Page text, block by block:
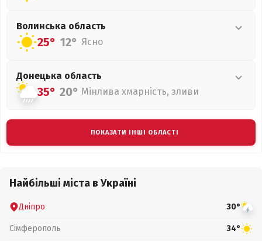
Волинська область
25° 12° Ясно
Донецька область
35° 20° Мінлива хмарність, зливи
ПОКАЗАТИ ІНШІ ОБЛАСТІ
Найбільші міста в Україні
Дніпро 30°
Сімферополь 34°